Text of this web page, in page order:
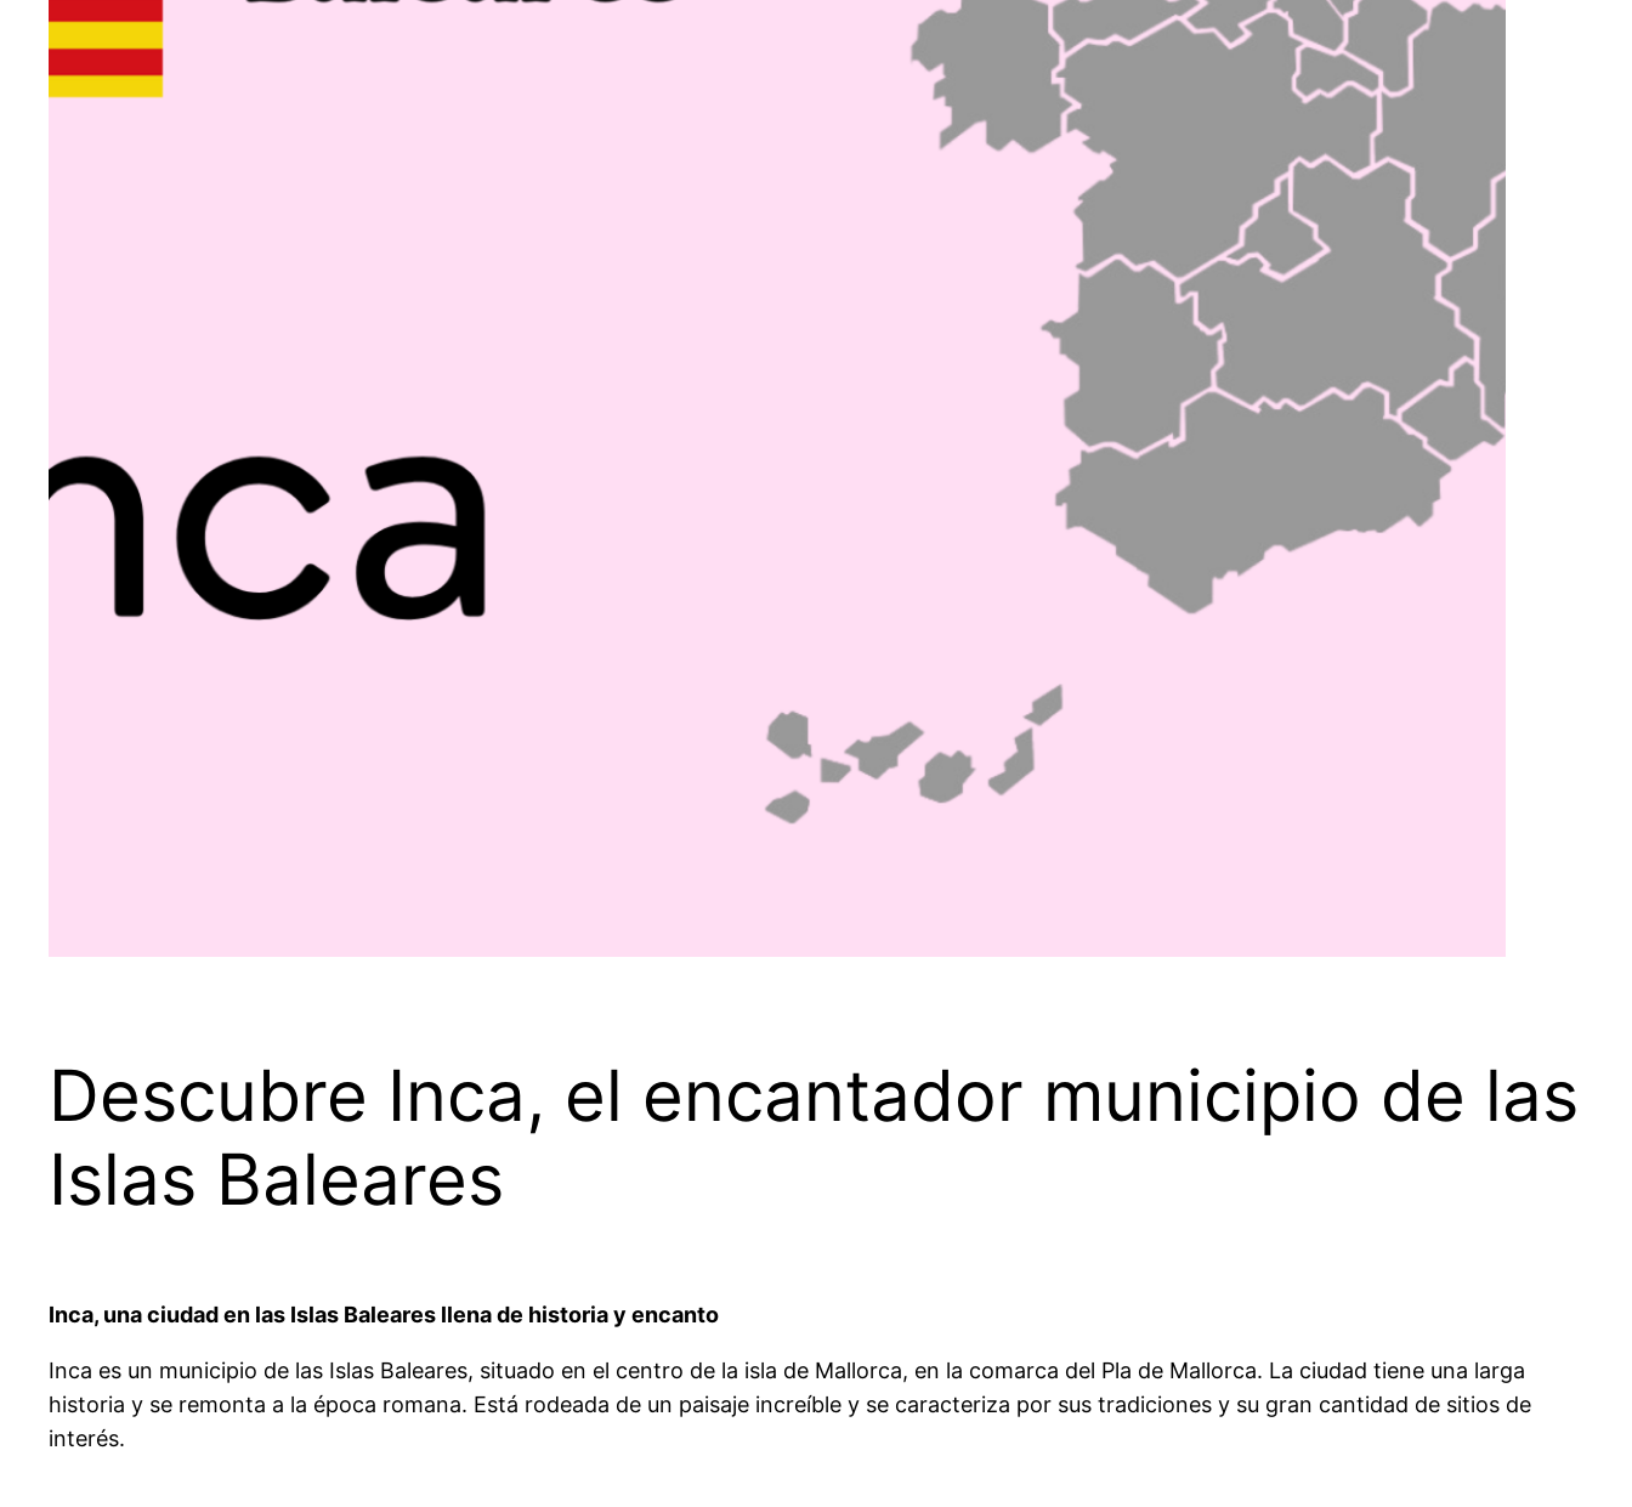
Descubre Inca, el encantador municipio de las
Islas Baleares
Inca, una ciudad en las Islas Baleares llena de historia y encanto
Inca es un municipio de las Islas Baleares, situado en el centro de la isla de Mallorca, en la comarca del Pla de Mallorca. La ciudad tiene una larga
historia y se remonta a la época romana. Está rodeada de un paisaje increíble y se caracteriza por sus tradiciones y su gran cantidad de sitios de
interés.